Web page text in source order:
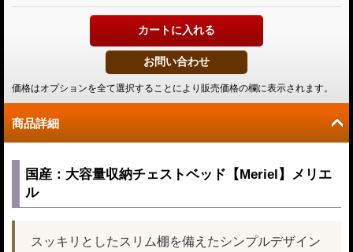
価格はオプションを全て選択することにより販売価格の欄に表示されます。
商品詳細
国産：大容量収納チェストベッド【Meriel】メリエ
ル
スッキリとしたスリム棚を備えたシンプルデザイン